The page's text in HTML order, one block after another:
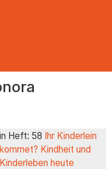
in Heft: 58 Ihr Kinderlein
kommet? Kindheit und
Kinderleben heute